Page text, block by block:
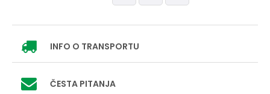
INFO O TRANSPORTU
ČESTA PITANJA